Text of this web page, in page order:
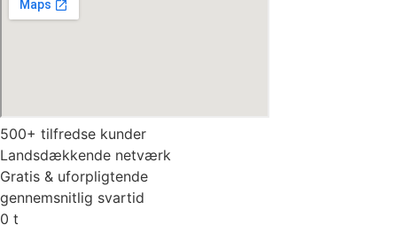
500+ tilfredse kunder
Landsdækkende netværk
Gratis & uforpligtende
gennemsnitlig svartid
0 t